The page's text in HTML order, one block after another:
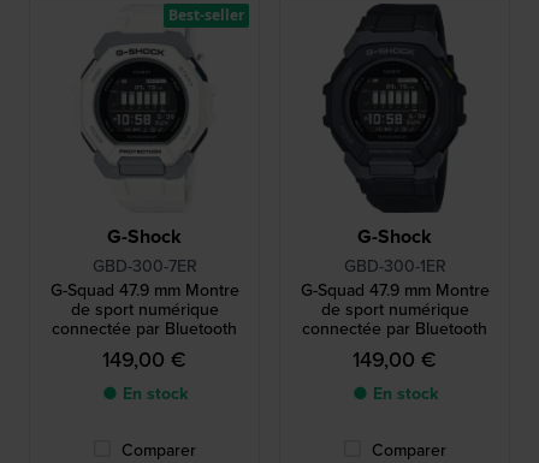
G-Shock
GBD-300-7ER
G-Squad 47.9 mm Montre
de sport numérique
connectée par Bluetooth
149,00 €
● En stock
Comparer
Best-seller
G-Shock
GBD-300-1ER
G-Squad 47.9 mm Montre
de sport numérique
connectée par Bluetooth
149,00 €
● En stock
Comparer